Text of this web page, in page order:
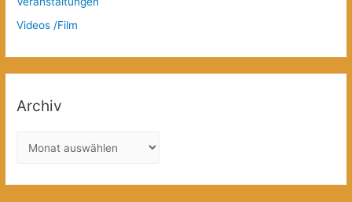
Videos /Film
Archiv
c